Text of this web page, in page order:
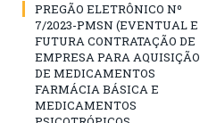
PREGÃO ELETRÔNICO Nº
7/2023-PMSN (EVENTUAL E
FUTURA CONTRATAÇÃO DE
EMPRESA PARA AQUISIÇÃO
DE MEDICAMENTOS
FARMÁCIA BÁSICA E
MEDICAMENTOS